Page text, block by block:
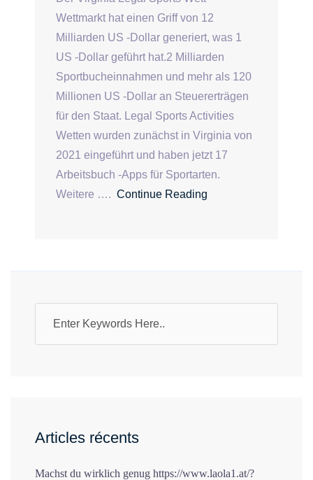
Wettmarkt hat einen Griff von 12
Milliarden US -Dollar generiert, was 1
US -Dollar geführt hat.2 Milliarden
Sportbucheinnahmen und mehr als 120
Millionen US -Dollar an Steuererträgen
für den Staat. Legal Sports Activities
Wetten wurden zunächst in Virginia von
2021 eingeführt und haben jetzt 17
Arbeitsbuch -Apps für Sportarten.
Weitere …. Continue Reading
Articles récents
Machst du wirklich genug https://www.laola1.at/?